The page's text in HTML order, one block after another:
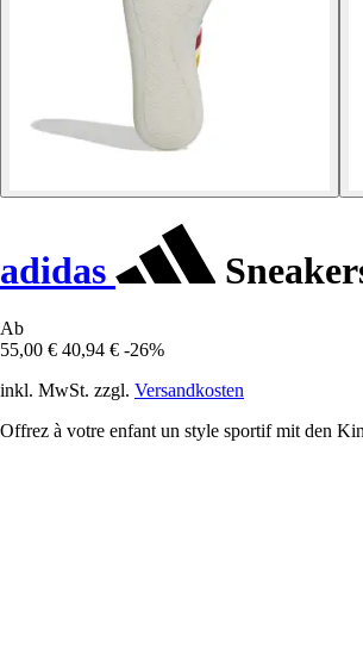
adidas
Ab
55,00 € 40,94 € -26%
inkl. MwSt. zzgl. Versandkosten
Offrez à votre enfant un style sportif mit den